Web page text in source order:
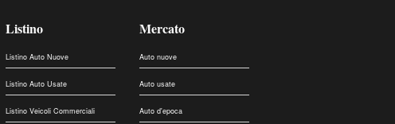
Listino
Listino Auto Nuove
Listino Auto Usate
Listino Veicoli Commerciali
Mercato
Auto nuove
Auto usate
Auto d'epoca